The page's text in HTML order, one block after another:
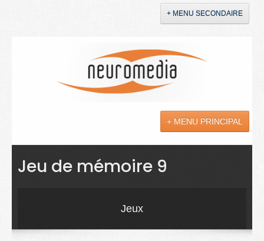
+ MENU SECONDAIRE
+ MENU PRINCIPAL
Actualités
Soins
Jeu de mémoire 9
Jeux